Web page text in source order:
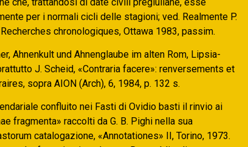
per i normali cicli delle stagioni; ved. Realmente P.
chronologiques, Ottawa 1983, passim.
Ahnenkult und Ahnenglaube im alten Rom, Lipsia-
J. Scheid, «Contraria facere»: renversements et
sopra AION (Arch), 6, 1984, p. 132 s.
confluito nei Fasti di Ovidio basti il rinvio ai
fragmenta» raccolti da G. B. Pighi nella sua
catalogazione, «Annotationes» II, Torino, 1973.